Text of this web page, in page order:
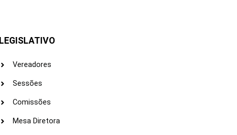
LEGISLATIVO
Vereadores
Sessões
Comissões
Mesa Diretora